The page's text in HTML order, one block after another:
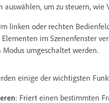
auswählen, um zu steuern,
linken oder rechten
im Szenenfenster
umgeschaltet werden.
einige der wichtigsten
: Friert einen bestimmten